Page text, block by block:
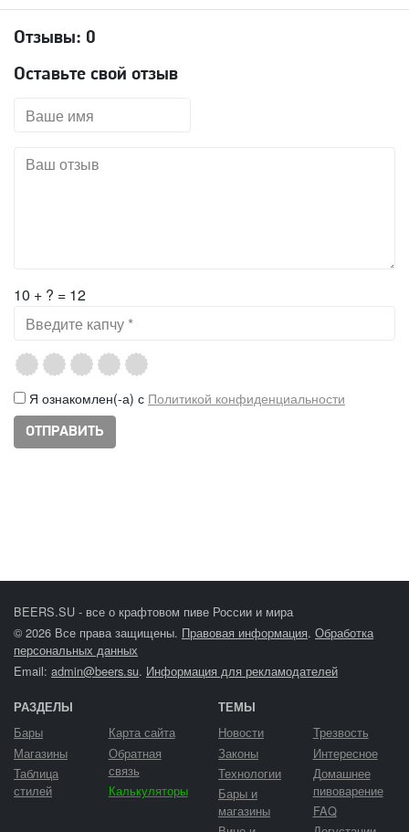
Отзывы: 0
Оставьте свой отзыв
10 + ? = 12
Я ознакомлен(-а) с Политикой конфиденциальности
BEERS.SU - все о крафтовом пиве России и мира
© 2026 Все права защищены. Правовая информация. Обработка
персональных данных
Email: admin@beers.su. Информация для рекламодателей
РАЗДЕЛЫ
Бары
Магазины
Таблица
стилей
Карта сайта
Обратная
связь
Калькуляторы
ТЕМЫ
Новости
Законы
Технологии
Бары и
магазины
Трезвость
Интересное
Домашнее
пивоварение
FAQ